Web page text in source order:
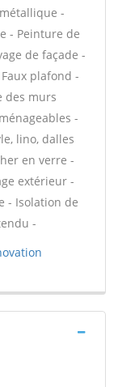
-
- Peinture de
de façade -
plafond -
des murs
-
lino, dalles
en verre -
extérieur -
- Isolation de
-